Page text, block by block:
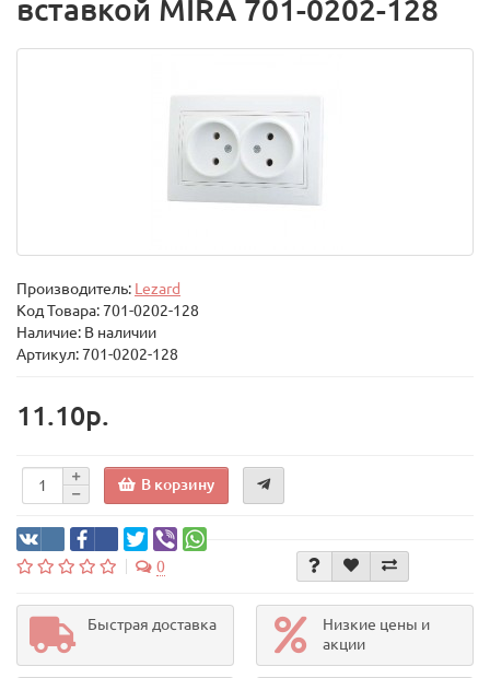
вставкой MIRA 701-0202-128
Производитель: Lezard
Код Товара:701-0202-128
Наличие: В наличии
Артикул: 701-0202-128
11.10р.
В корзину
0
Быстрая доставка
Низкие цены и
акции